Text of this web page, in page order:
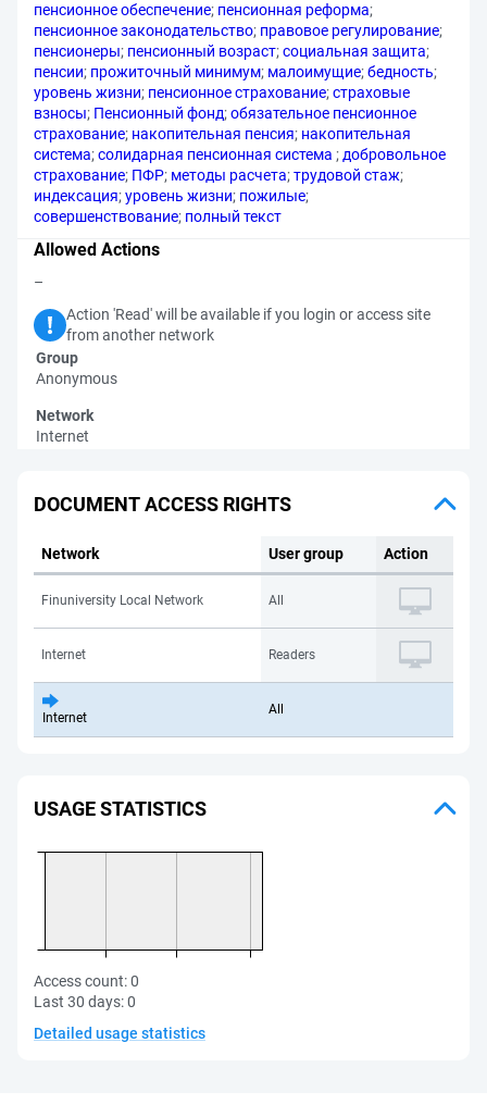
пенсионное обеспечение; пенсионная реформа;
пенсионное законодательство; правовое регулирование;
пенсионеры; пенсионный возраст;социальная защита;
пенсии; прожиточный минимум; малоимущие;бедность;
уровень жизни; пенсионное страхование;страховые
взносы; Пенсионный фонд;обязательное пенсионное
страхование; накопительная пенсия; накопительная
система;солидарная пенсионная система ; добровольное
страхование; ПФР; методы расчета;трудовой стаж;
индексация;уровень жизни; пожилые;
совершенствование; полный текст
Allowed Actions
–
Action 'Read' will be available if you login or access site
from another network
Group
Anonymous
Network
Internet
DOCUMENT ACCESS RIGHTS
Network User group Action
Finuniversity Local Network All
Internet Readers
Internet
All
USAGE STATISTICS
Access count:0
Last 30 days:0
Detailed usage statistics